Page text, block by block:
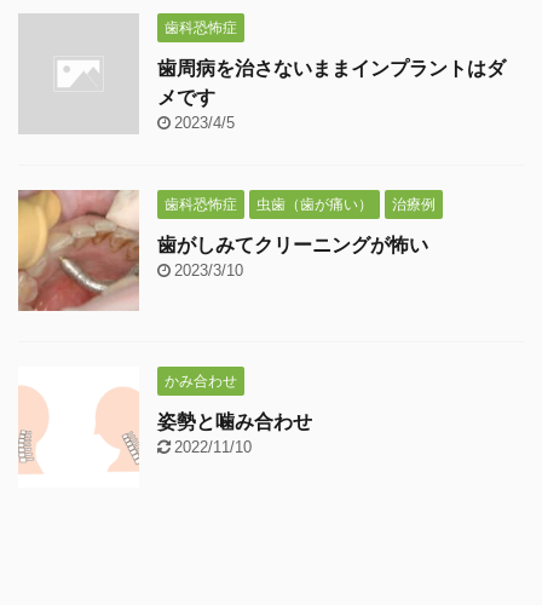
歯科恐怖症
歯周病を治さないままインプラントはダ
メです
2023/4/5
歯科恐怖症 虫歯（歯が痛い） 治療例
歯がしみてクリーニングが怖い
2023/3/10
かみ合わせ
姿勢と噛み合わせ
2022/11/10